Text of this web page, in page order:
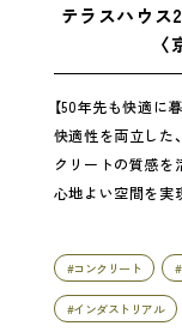
テラスハウス
【50年先も快適に
快適性を両立した
クリートの質感を
心地よい空間を実
#コンクリート
#インダストリアル